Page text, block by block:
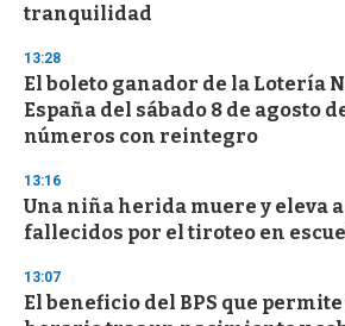
tranquilidad
13:28
El boleto ganador de la Lotería
España del sábado 8 de agosto
números con reintegro
13:16
Una niña herida muere y eleva
fallecidos por el tiroteo en
13:07
El beneficio del BPS que